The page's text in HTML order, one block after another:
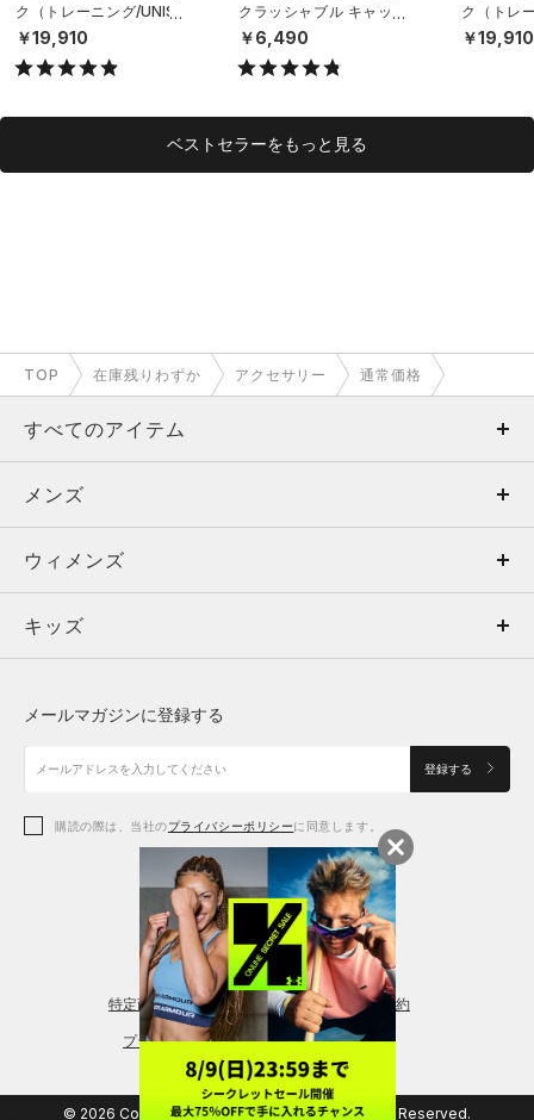
ク（トレーニング/UNISE
X）
￥19,910
クラッシャブル キャップ
（ライフスタイル/UNISE
￥6,490
ク（トレ
X）
￥19,910
ベストセラーをもっと見る
TOP 在庫残りわずか アクセサリー 通常価格
すべてのアイテム
メンズ
ウィメンズ
キッズ
アクセサリー
メンズ
トップス
ボトムス
アクセサリー
ウィメンズ
トップス
シューズ
アクセサリー
レギンス＆タイツ
キッズ
シューズ
メールマガジンに登録する
登録する
購読の際は、当社のプライバシーポリシーに同意します。
特定商取引法に基づく通販の表記 会員規約
プライバシーポリシー
© 2026 Copyright DOME Corporation. All Rights Reserved.